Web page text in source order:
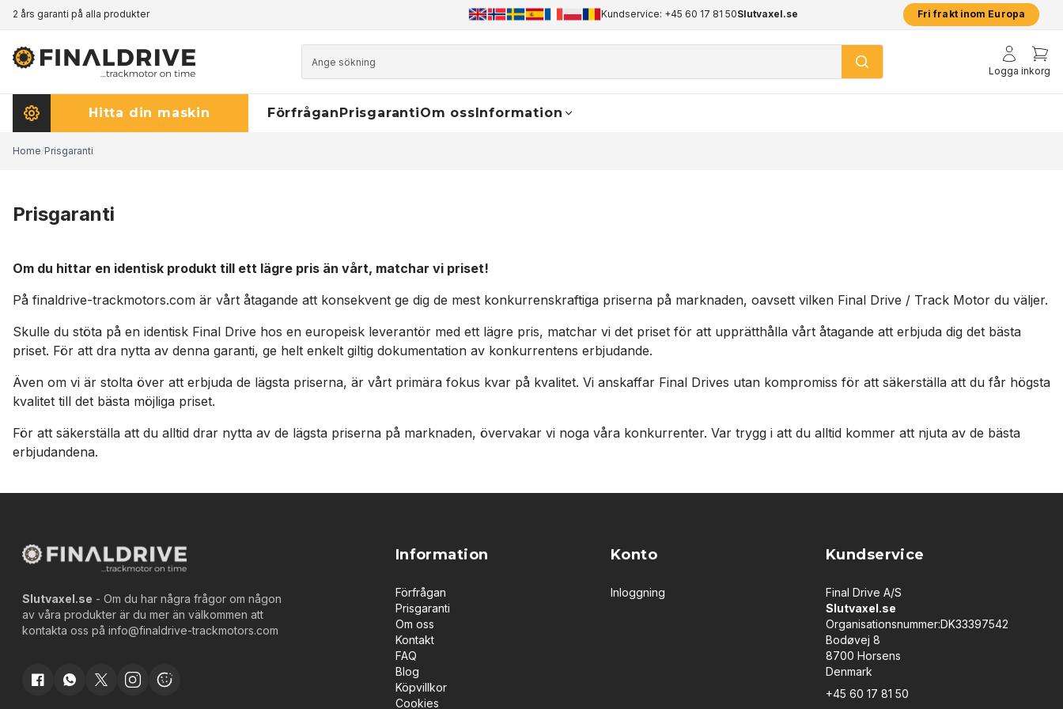
2 års garanti på alla produkterPrismatch - klicka här för att läsa mer +45 60 17 81 50 info@finaldrive-trackmotors.com WhatsApp 2 års garanti på alla produkter
Kundservice: +45 60 17 81 50Slutvaxel.se Fri frakt inom Europa
Logga inkorg
Hitta din maskin FörfråganPrisgarantiOm ossInformation
Home/Prisgaranti
Prisgaranti
Om du hittar en identisk produkt till ett lägre pris än vårt, matchar vi priset!
På finaldrive-trackmotors.com är vårt åtagande att konsekvent ge dig de mest konkurrenskraftiga priserna på marknaden, oavsett vilken Final Drive / Track Motor du väljer.
Skulle du stöta på en identisk Final Drive hos en europeisk leverantör med ett lägre pris, matchar vi det priset för att upprätthålla vårt åtagande att erbjuda dig det bästa
priset. För att dra nytta av denna garanti, ge helt enkelt giltig dokumentation av konkurrentens erbjudande.
Även om vi är stolta över att erbjuda de lägsta priserna, är vårt primära fokus kvar på kvalitet. Vi anskaffar Final Drives utan kompromiss för att säkerställa att du får högsta
kvalitet till det bästa möjliga priset.
För att säkerställa att du alltid drar nytta av de lägsta priserna på marknaden, övervakar vi noga våra konkurrenter. Var trygg i att du alltid kommer att njuta av de bästa
erbjudandena.
Slutvaxel.se - Om du har några frågor om någon
av våra produkter är du mer än välkommen att
kontakta oss på info@finaldrive-trackmotors.com
Information
Förfrågan
Prisgaranti
Om oss
Kontakt
FAQ
Blog
Köpvillkor
Cookies
Konto
Inloggning
Kundservice
Final Drive A/S
Slutvaxel.se
Organisationsnummer:DK33397542
Bodøvej 8
8700 Horsens
Denmark
+45 60 17 81 50